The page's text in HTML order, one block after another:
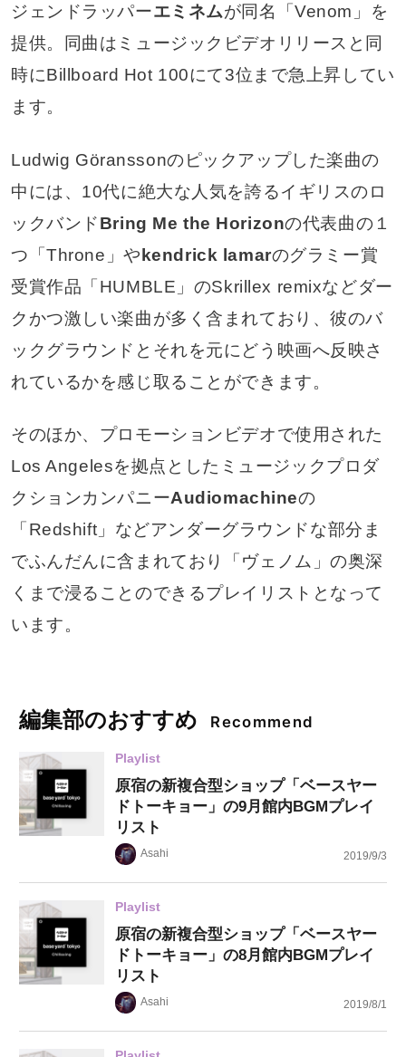
ジェンドラッパーエミネムが同名「Venom」を
提供。同曲はミュージックビデオリリースと同
時にBillboard Hot 100にて3位まで急上昇してい
ます。
Ludwig Göranssonのピックアップした楽曲の
中には、10代に絶大な人気を誇るイギリスのロ
ックバンドBring Me the Horizonの代表曲の１
つ「Throne」やkendrick lamarのグラミー賞
受賞作品「HUMBLE」のSkrillex remixなどダー
クかつ激しい楽曲が多く含まれており、彼のバ
ックグラウンドとそれを元にどう映画へ反映さ
れているかを感じ取ることができます。
そのほか、プロモーションビデオで使用された
Los Angelesを拠点としたミュージックプロダ
クションカンパニーAudiomachineの
「Redshift」などアンダーグラウンドな部分ま
でふんだんに含まれており「ヴェノム」の奥深
くまで浸ることのできるプレイリストとなって
います。
編集部のおすすめ Recommend
Playlist
原宿の新複合型ショップ「ベースヤー
ドトーキョー」の9月館内BGMプレイ
リスト
Asahi 2019/9/3
Playlist
原宿の新複合型ショップ「ベースヤー
ドトーキョー」の8月館内BGMプレイ
リスト
Asahi 2019/8/1